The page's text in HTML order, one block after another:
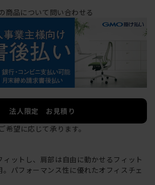
商品について問い合わせる
法人限定 お見積り
ご希望に応じて承ります。
ィットし、肩部は自由に動かせるフィット
。パフォーマンス性に優れたオフィスチェ